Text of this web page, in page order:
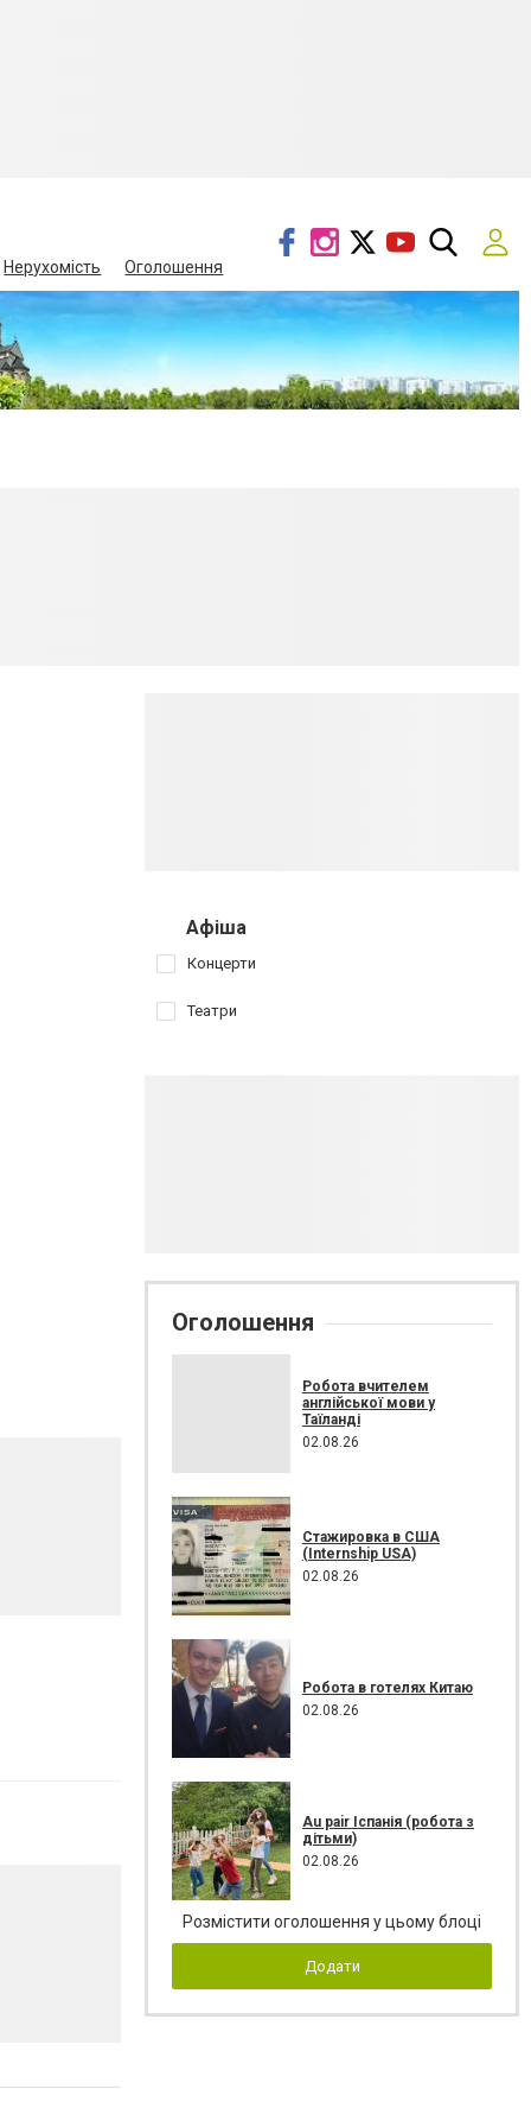
Нерухомість Оголошення
Афіша
Концерти
Театри
Оголошення
Робота вчителем
англійської мови у
Таїланді
02.08.26
Стажировка в США
(Internship USA)
02.08.26
Робота в готелях Китаю
02.08.26
Au pair Іспанія (робота з
дітьми)
02.08.26
Розмістити оголошення у цьому блоці
Додати